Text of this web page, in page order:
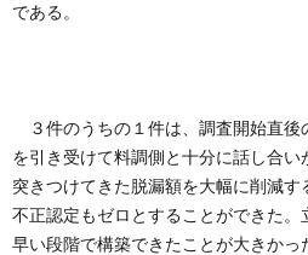
である。
３件のうちの１件は、調査開始直後
を引き受けて料調側と十分に話し合
突きつけてきた脱漏額を大幅に削減す
不正認定もゼロとすることができた
早い段階で構築できたことが大きかっ